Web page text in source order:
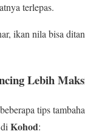
terlepas.
ikan nila bisa
Lebih
tips
Kohod: